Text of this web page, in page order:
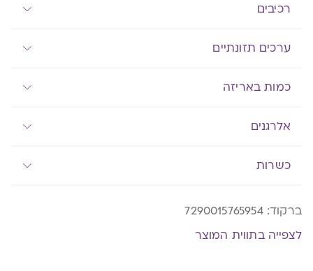
רכיבים
ערכים תזונתיים
כמות באריזה
אלרגנים
כשרות
ברקוד:7290015765954
לצפייה בתווית המוצר